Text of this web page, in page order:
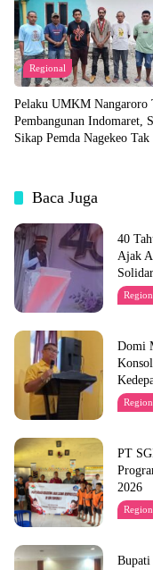
Regional
Pelaku UMKM Nangaroro
Pembangunan Indomaret,
Sikap Pemda Nagekeo Tak
Baca Juga
40
Ajak
Domi
PT
2026
Bupati